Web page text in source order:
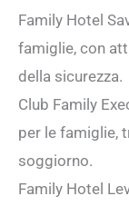
Family Hotel
famiglie, con
della sicurezza.
Club Family
per le famiglie,
soggiorno.
Family Hotel